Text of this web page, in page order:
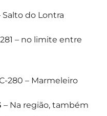
Salto do Lontra
– no limite entre
280 – Marmeleiro
– Na região, também